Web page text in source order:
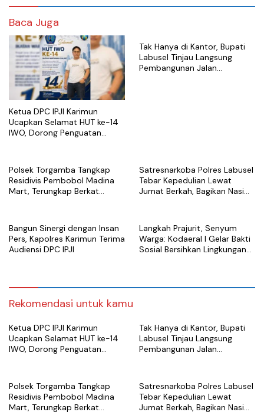
Baca Juga
Ketua DPC IPJI Karimun
Ucapkan Selamat HUT ke-14
IWO, Dorong Penguatan
Tak Hanya di Kantor, Bupati
Labusel Tinjau Langsung
Pembangunan Jalan
Polsek Torgamba Tangkap
Residivis Pembobol Madina
Mart, Terungkap Berkat
Satresnarkoba Polres Labusel
Tebar Kepedulian Lewat
Jumat Berkah, Bagikan Nasi
Bangun Sinergi dengan Insan
Pers, Kapolres Karimun Terima
Audiensi DPC IPJI
Langkah Prajurit, Senyum
Warga: Kodaeral I Gelar Bakti
Sosial Bersihkan Lingkungan
Rekomendasi untuk kamu
Ketua DPC IPJI Karimun
Ucapkan Selamat HUT ke-14
IWO, Dorong Penguatan
Tak Hanya di Kantor, Bupati
Labusel Tinjau Langsung
Pembangunan Jalan
Polsek Torgamba Tangkap
Residivis Pembobol Madina
Mart, Terungkap Berkat
Satresnarkoba Polres Labusel
Tebar Kepedulian Lewat
Jumat Berkah, Bagikan Nasi